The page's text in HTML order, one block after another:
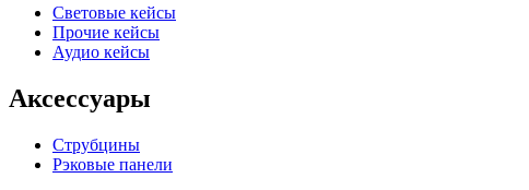
Световые кейсы
Прочие кейсы
Аудио кейсы
Аксессуары
Струбцины
Рэковые панели